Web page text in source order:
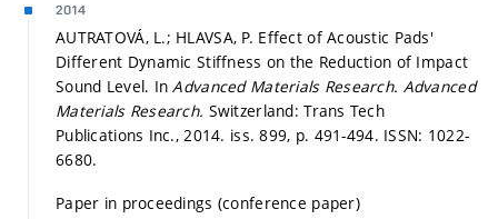
2014
AUTRATOVÁ, L.; HLAVSA, P. Effect of Acoustic Pads'
Different Dynamic Stiffness on the Reduction of Impact
Sound Level. InAdvanced Materials Research. Advanced
Materials Research. Switzerland: Trans Tech
Publications Inc., 2014. iss. 899, p. 491-494. ISSN: 1022-
6680.
Paper in proceedings (conference paper)